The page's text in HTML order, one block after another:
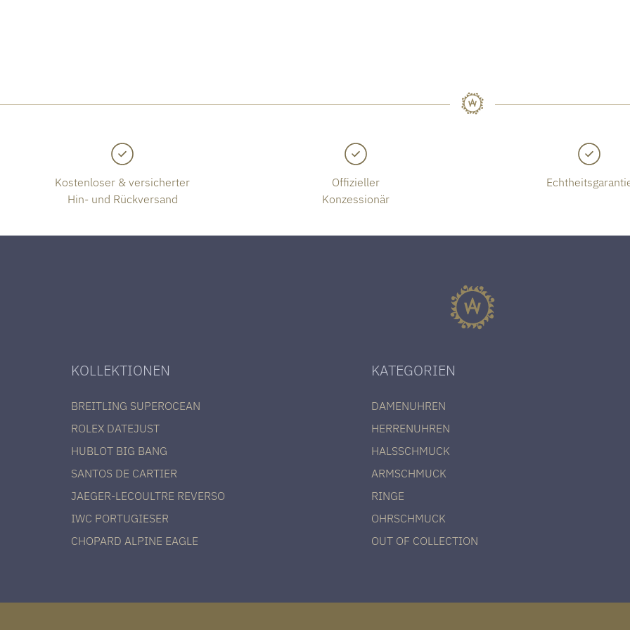
Kostenloser & versicherter
Hin- und Rückversand
Offizieller
Konzessionär
KOLLEKTIONEN
BREITLING SUPEROCEAN
ROLEX DATEJUST
HUBLOT BIG BANG
SANTOS DE CARTIER
JAEGER-LECOULTRE REVERSO
IWC PORTUGIESER
CHOPARD ALPINE EAGLE
KATEGORIEN
DAMENUHREN
HERRENUHREN
HALSSCHMUCK
ARMSCHMUCK
RINGE
OHRSCHMUCK
OUT OF COLLECTION